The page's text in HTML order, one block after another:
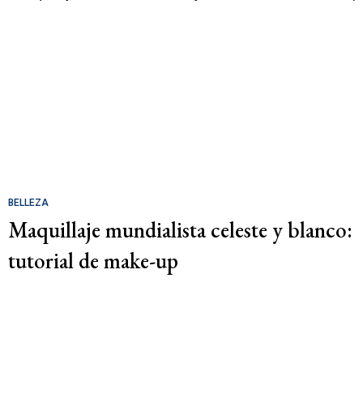
BELLEZA
Maquillaje mundialista celeste y blanco:
tutorial de make-up